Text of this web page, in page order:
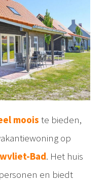
moois te bieden,
op
Bad. Het huis
en biedt